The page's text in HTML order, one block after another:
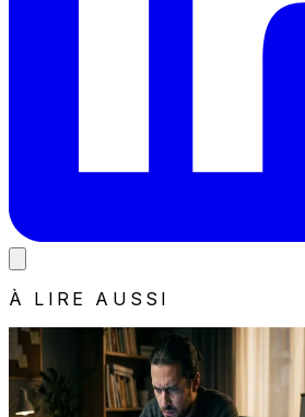
À LIRE AUSSI